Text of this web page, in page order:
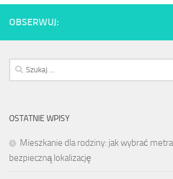
OBSERWUJ:
Szukaj:
OSTATNIE WPISY
Mieszkanie dla rodziny: jak wybrać
bezpieczną lokalizację